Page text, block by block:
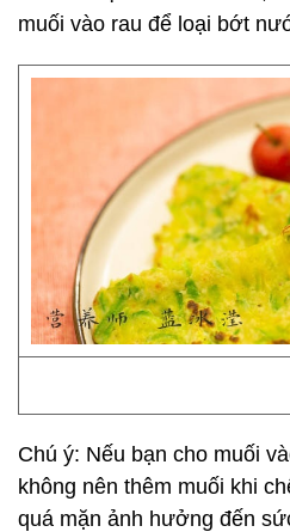
muối vào rau để loại bớt
Chú ý: Nếu bạn cho muối
không nên thêm muối khi
quá mặn ảnh hưởng đến